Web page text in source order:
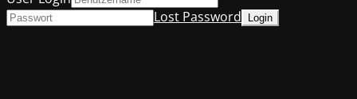
Lost Password